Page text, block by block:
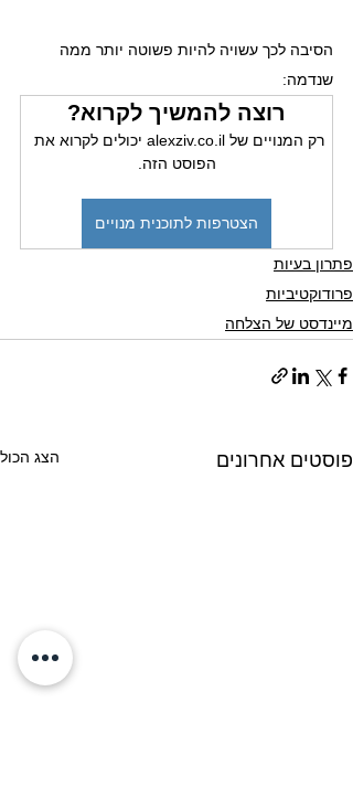
הסיבה לכך עשויה להיות פשוטה יותר ממה
שנדמה:
רוצה להמשיך לקרוא?
רק המנויים של alexziv.co.il יכולים לקרוא את
הפוסט הזה.
הצטרפות לתוכנית מנויים
פתרון בעיות
פרודוקטיביות
מיינדסט של הצלחה
פוסטים אחרונים הצג הכול